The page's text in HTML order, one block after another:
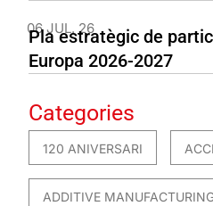
06 JUL. 26
Pla estratègic de
Europa 2026-2027
Categories
120 ANIVERSARI
ADDITIVE